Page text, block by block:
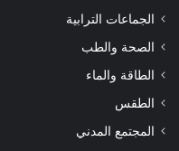
الجماعات الترابية
الصحة والطب
الطاقة والماء
الطقس
المجتمع المدني